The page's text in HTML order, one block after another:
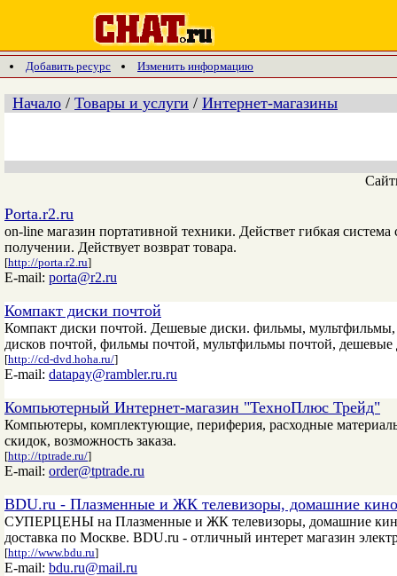
Добавить ресурс Изменить информацию
Начало / Товары и услуги / Интернет-магазины
Porta.r2.ru
on-line магазин портативной техники. Действет гибкая
получении. Действует возврат товара.
[http://porta.r2.ru]
E-mail: porta@r2.ru
Компакт диски почтой
Компакт диски почтой. Дешевые диски. фильмы,
дисков почтой, фильмы почтой, мультфильмы почтой,
[http://cd-dvd.hoha.ru/]
E-mail: datapay@rambler.ru.ru
Компьютерный Интернет-магазин "ТехноПлюс Трейд"
Компьютеры, комплектующие, периферия, расходные
скидок, возможность заказа.
[http://tptrade.ru/]
E-mail: order@tptrade.ru
BDU.ru - Плазменные и ЖК телевизоры, домашние
СУПЕРЦЕНЫ на Плазменные и ЖК телевизоры, домашние
доставка по Москве. BDU.ru - отличный интерет магазин
[http://www.bdu.ru]
E-mail: bdu.ru@mail.ru